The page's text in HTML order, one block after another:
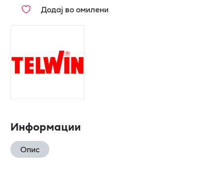
Додај во омилени
Информации
Опис